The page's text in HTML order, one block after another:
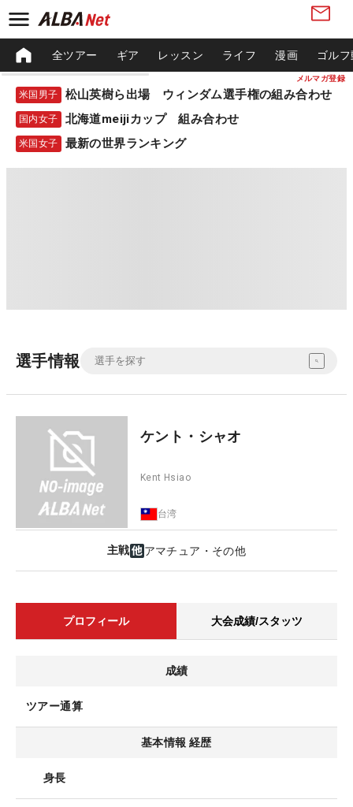
メルマガ登録
全ツアー ギア レッスン ライフ 漫画 ゴル
米国男子 松山英樹ら出場 ウィンダム選手権の組み合わせ
国内女子 北海道meijiカップ 組み合わせ
米国女子 最新の世界ランキング
選手情報
ケント・シャオ
Kent Hsiao
台湾
主戦 アマチュア・その他
プロフィール 大会成績/スタッツ
成績
ツアー通算
基本情報 経歴
身長